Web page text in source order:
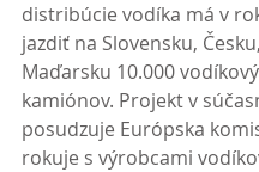
distribúcie vodíka má v
jazdiť na Slovensku,
Maďarsku 10.000
kamiónov. Projekt v
posudzuje Európska
rokuje s výrobcami